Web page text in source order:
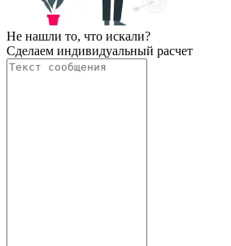
Не нашли то, что искали?
Сделаем индивидуальный расчет